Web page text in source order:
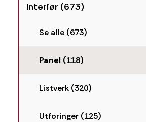
Interiør (673)
Se alle (673)
Panel (118)
Listverk (320)
Utforinger (125)